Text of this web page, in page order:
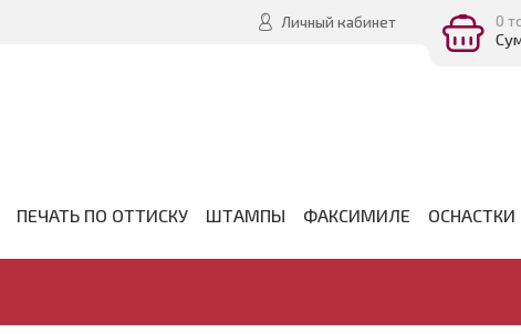
Личный кабинет 0
ПЕЧАТЬ ПО ОТТИСКУ ШТАМПЫ ФАКСИМИЛЕ ОСНАСТКИ